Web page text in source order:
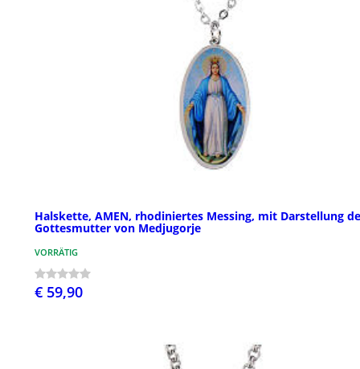
Halskette, AMEN, rhodiniertes Messing, mit Darstellung
Gottesmutter von Medjugorje
VORRÄTIG
€ 59,90